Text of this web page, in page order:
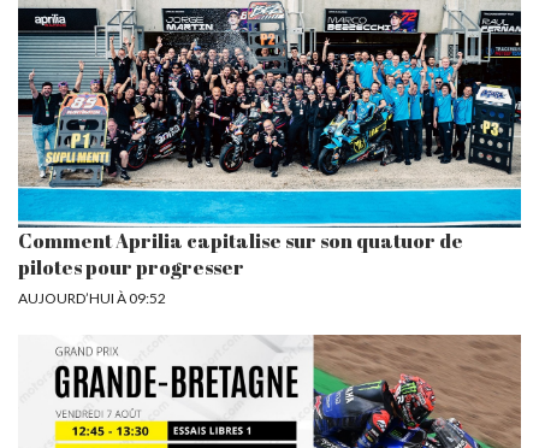
Comment Aprilia capitalise sur son quatuor de
pilotes pour progresser
AUJOURD’HUI À 09:52